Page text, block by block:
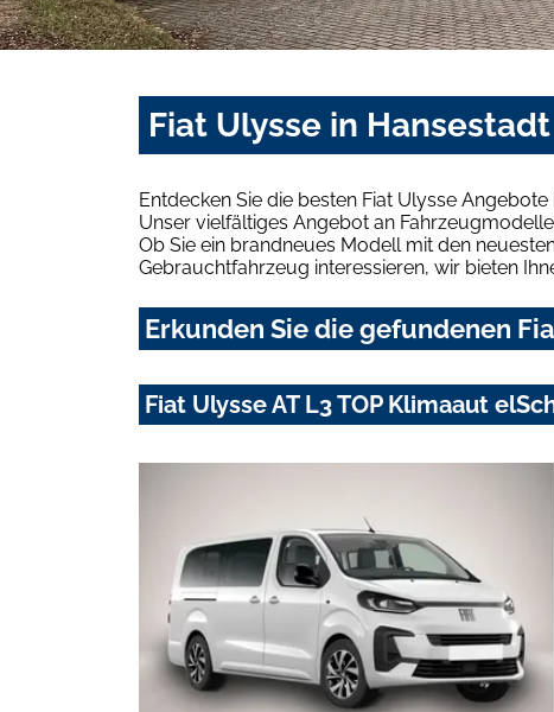
Fiat Ulysse in
Entdecken Sie die besten Fiat Ulysse
Unser vielfältiges Angebot an
Ob Sie ein brandneues Modell mit den
Gebrauchtfahrzeug interessieren, wir bieten
Erkunden Sie die gefundenen
Fiat Ulysse AT L3 TOP Klimaaut